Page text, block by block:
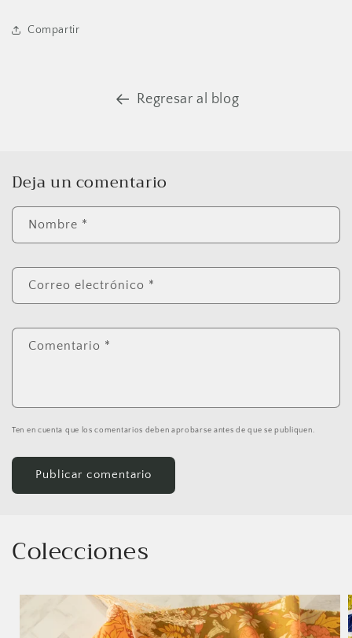
Compartir
Regresar al blog
Deja un comentario
Nombre *
Correo electrónico *
Comentario *
Ten en cuenta que los comentarios deben aprobarse antes de que se publiquen.
Colecciones